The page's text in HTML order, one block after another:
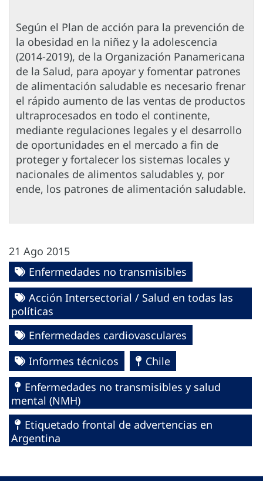
Según el Plan de acción para la prevención de
la obesidad en la niñez y la adolescencia
(2014-2019), de la Organización Panamericana
de la Salud, para apoyar y fomentar patrones
de alimentación saludable es necesario frenar
el rápido aumento de las ventas de productos
ultraprocesados en todo el continente,
mediante regulaciones legales y el desarrollo
de oportunidades en el mercado a fin de
proteger y fortalecer los sistemas locales y
nacionales de alimentos saludables y, por
ende, los patrones de alimentación saludable.
21 Ago 2015
Enfermedades no transmisibles
Acción Intersectorial / Salud en todas las
políticas
Enfermedades cardiovasculares
Informes técnicos
Chile
Enfermedades no transmisibles y salud
mental (NMH)
Etiquetado frontal de advertencias en
Argentina